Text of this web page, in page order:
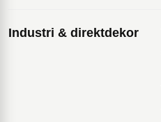
Industri & direktdekor